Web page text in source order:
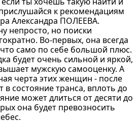
к рекомендациям
Александра ПОЛЕЕВА.
непросто, но поиски
Во-первых, она всегда
само по себе большой плюс.
будет очень сильной и яркой,
мужскую самооценку. А
черта этих женщин - после
состояние транса, вплоть до
может длиться от десяти до
она будет превозносить